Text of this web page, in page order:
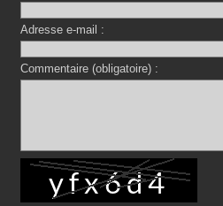
Adresse e-mail :
Commentaire (obligatoire) :